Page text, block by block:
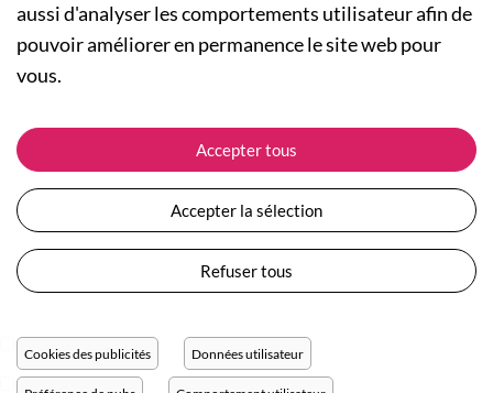
A PROPOS
Qui sommes-nous ?
Actualités
Nos engagements
Plan du site
Devenir revendeur
NOS RUBRIQUES
Collection Femme
Collection Enfants
Les Totebags
Nos différents thèmes
ASSISTANCE
Suivre ma commande
Expédition et livraison
Retour et remboursement
Moyens de paiement
Questions / Réponses
Conditions générales de vente
Protection des données personnelles
Réglage des cookies
aussi d'analyser les comportements utilisateur afin de
pouvoir améliorer en permanence le site web pour
vous.
Accepter tous
Accepter la sélection
Refuser tous
Cookies des publicités Données utilisateur